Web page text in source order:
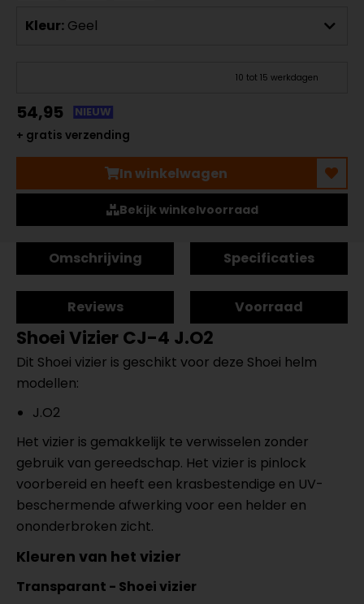
Kleur: Geel
10 tot 15 werkdagen
54,95
NIEUW
+ gratis verzending
In winkelwagen
Bekijk winkelvoorraad
Omschrijving Specificaties
Reviews Voorraad
Shoei Vizier CJ-4 J.O2
Dit Shoei vizier is geschikt voor deze Shoei helm
modellen:
J.O2
Het vizier is gemakkelijk te verwisselen zonder
gebruik van gereedschap. Het vizier is pinlock
voorbereid en heeft een krasbestendige en UV-
beschermende afwerking voor een helder en
ononderbroken zicht.
Kleuren van het vizier
Transparant - Shoei vizier